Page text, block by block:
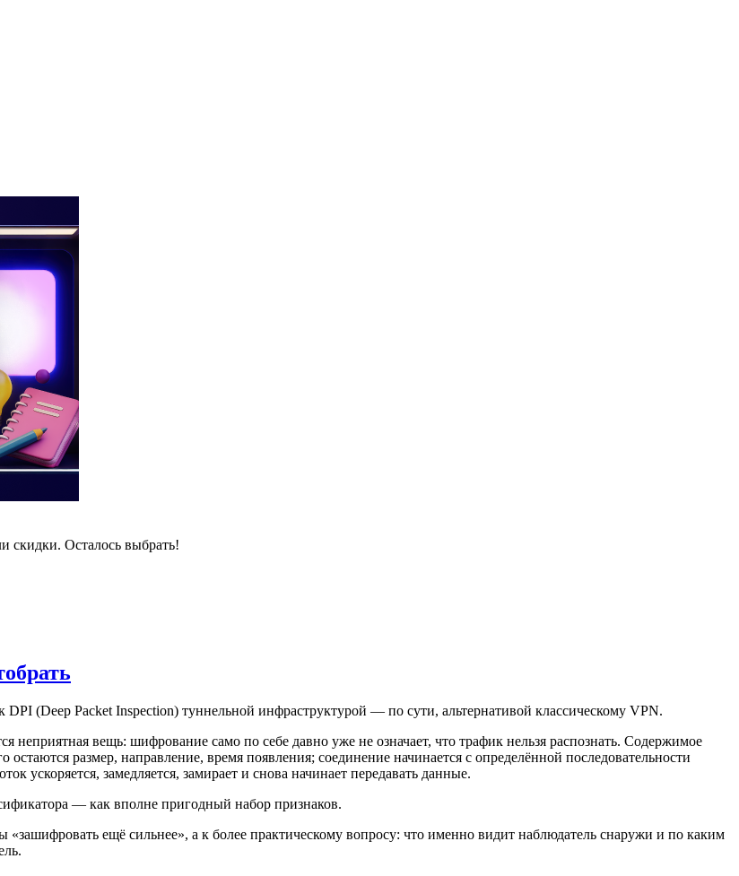
скидки. Осталось выбрать!
(Deep Packet Inspection) туннельной инфраструктурой — по сути, альтернативой классическому VPN.
неприятная вещь: шифрование само по себе давно уже не означает, что трафик нельзя распознать. Содержимое
размер, направление, время появления; соединение начинается с определённой последовательности
ускоряется, замедляется, замирает и снова начинает передавать данные.
— как вполне пригодный набор признаков.
«зашифровать ещё сильнее», а к более практическому вопросу: что именно видит наблюдатель снаружи и по каким